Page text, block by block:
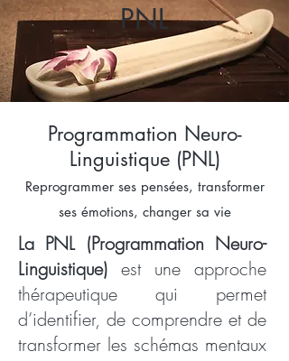
PNL
Programmation Neuro-
Linguistique (PNL)
Reprogrammer ses pensées, transformer
ses émotions, changer sa vie
La PNL (Programmation Neuro-
Linguistique) est une approche
thérapeutique qui permet
d’identifier, de comprendre et de
transformer les schémas mentaux